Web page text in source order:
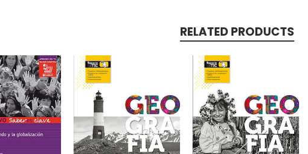
RELATED PRODUCTS